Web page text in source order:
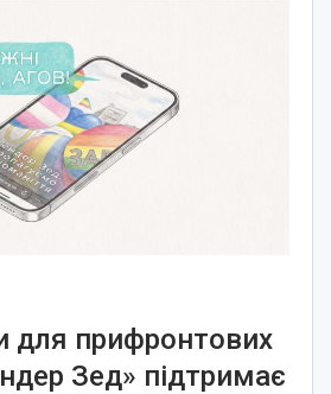
для прифронтових
Зед» підтримає